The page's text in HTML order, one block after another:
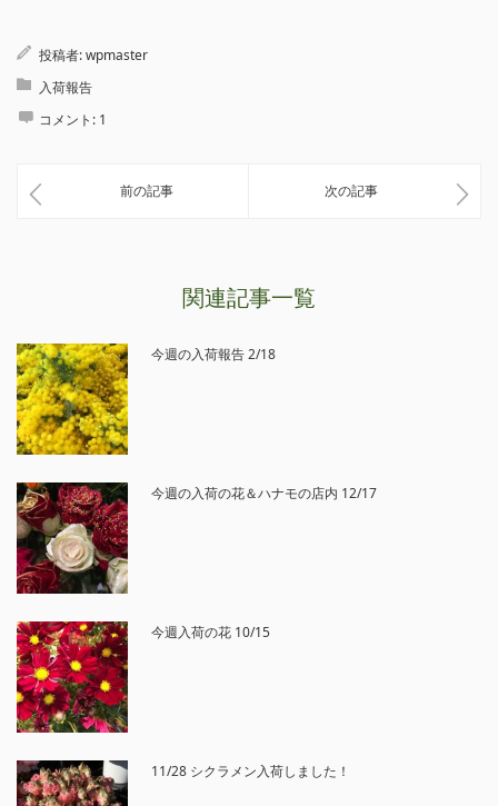
投稿者:wpmaster
入荷報告
コメント: 1
前の記事 次の記事
関連記事一覧
今週の入荷報告 2/18
今週の入荷の花＆ハナモの店内 12/17
今週入荷の花 10/15
11/28 シクラメン入荷しました！